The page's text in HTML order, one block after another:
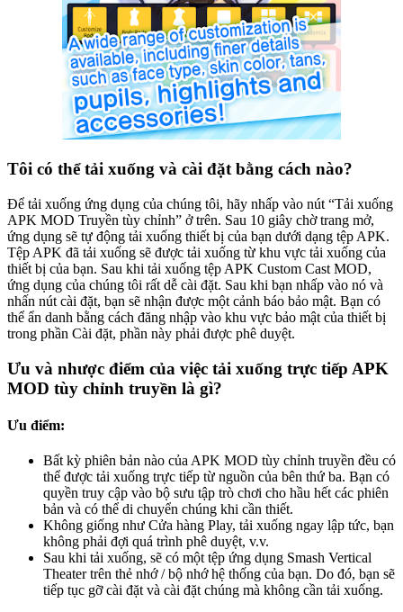
Tôi có thể tải xuống và cài đặt bằng cách nào?
Để tải xuống ứng dụng của chúng tôi, hãy nhấp vào nút “Tải xuống
APK MOD Truyền tùy chỉnh” ở trên. Sau 10 giây chờ trang mở,
ứng dụng sẽ tự động tải xuống thiết bị của bạn dưới dạng tệp APK.
Tệp APK đã tải xuống sẽ được tải xuống từ khu vực tải xuống của
thiết bị của bạn. Sau khi tải xuống tệp APK Custom Cast MOD,
ứng dụng của chúng tôi rất dễ cài đặt. Sau khi bạn nhấp vào nó và
nhấn nút cài đặt, bạn sẽ nhận được một cảnh báo bảo mật. Bạn có
thể ẩn danh bằng cách đăng nhập vào khu vực bảo mật của thiết bị
trong phần Cài đặt, phần này phải được phê duyệt.
Ưu và nhược điểm của việc tải xuống trực tiếp APK
MOD tùy chỉnh truyền là gì?
Ưu điểm:
Bất kỳ phiên bản nào của APK MOD tùy chỉnh truyền đều có
thể được tải xuống trực tiếp từ nguồn của bên thứ ba. Bạn có
quyền truy cập vào bộ sưu tập trò chơi cho hầu hết các phiên
bản và có thể di chuyển chúng khi cần thiết.
Không giống như Cửa hàng Play, tải xuống ngay lập tức, bạn
không phải đợi quá trình phê duyệt, v.v.
Sau khi tải xuống, sẽ có một tệp ứng dụng Smash Vertical
Theater trên thẻ nhớ / bộ nhớ hệ thống của bạn. Do đó, bạn sẽ
tiếp tục gỡ cài đặt và cài đặt chúng mà không cần tải xuống.